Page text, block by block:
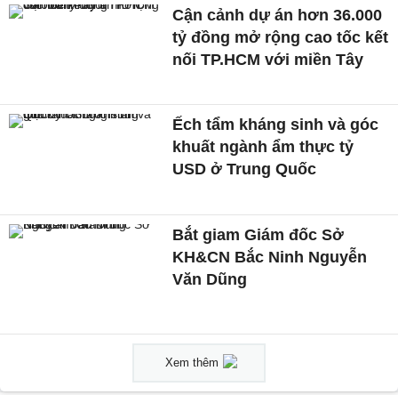
Cận cảnh dự án hơn 36.000
tỷ đồng mở rộng cao tốc kết
nối TP.HCM với miền Tây
Ếch tẩm kháng sinh và góc
khuất ngành ẩm thực tỷ
USD ở Trung Quốc
Bắt giam Giám đốc Sở
KH&CN Bắc Ninh Nguyễn
Văn Dũng
Xem thêm